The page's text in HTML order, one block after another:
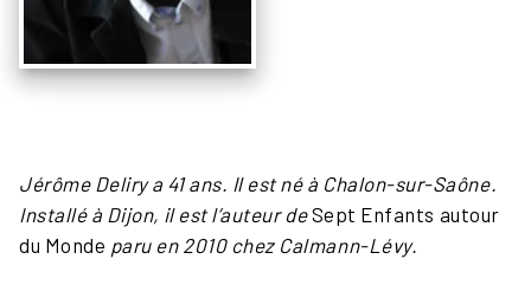
Jérôme Deliry a 41 ans. Il est né à Chalon-sur-Saône.
Installé à Dijon, il est l’auteur deSept Enfants autour
du Monde paru en 2010 chez Calmann-Lévy.